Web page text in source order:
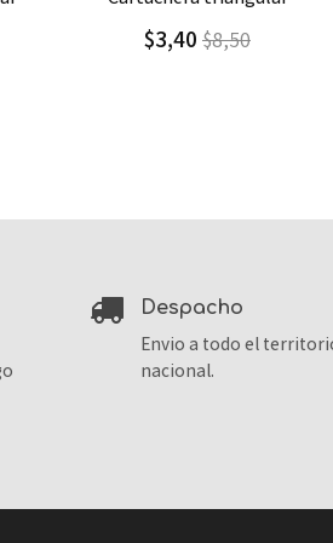
$2,60 $13,00
despacho
Envio a todo el
nacional.